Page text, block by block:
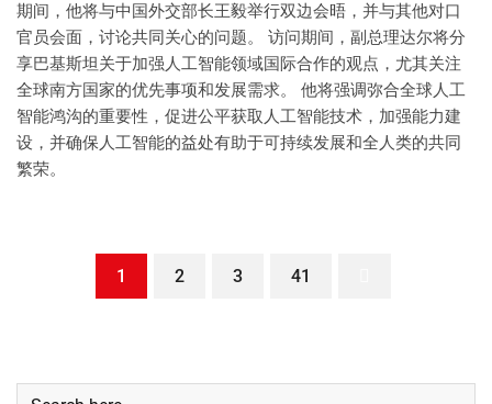
期间，他将与中国外交部长王毅举行双边会晤，并与其他对口
官员会面，讨论共同关心的问题。 访问期间，副总理达尔将分
享巴基斯坦关于加强人工智能领域国际合作的观点，尤其关注
全球南方国家的优先事项和发展需求。 他将强调弥合全球人工
智能鸿沟的重要性，促进公平获取人工智能技术，加强能力建
设，并确保人工智能的益处有助于可持续发展和全人类的共同
繁荣。
1 2 3 41